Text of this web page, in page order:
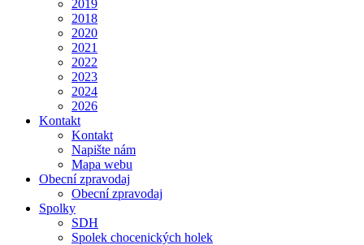
2019
2018
2020
2021
2022
2023
2024
2026
Kontakt
Kontakt
Napište nám
Mapa webu
Obecní zpravodaj
Obecní zpravodaj
Spolky
SDH
Spolek chocenických holek